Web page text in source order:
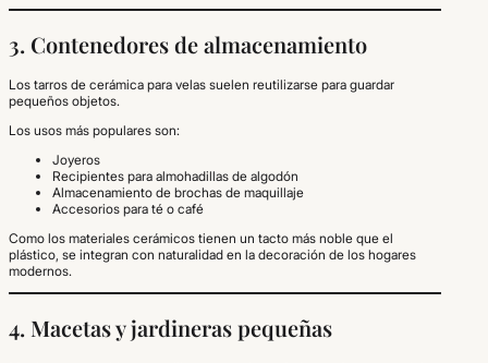
3. Contenedores de almacenamiento
Los tarros de cerámica para velas suelen reutilizarse para guardar
pequeños objetos.
Los usos más populares son:
Joyeros
Recipientes para almohadillas de algodón
Almacenamiento de brochas de maquillaje
Accesorios para té o café
Como los materiales cerámicos tienen un tacto más noble que el
plástico, se integran con naturalidad en la decoración de los hogares
modernos.
4. Macetas y jardineras pequeñas